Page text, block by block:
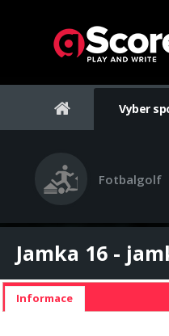
Vyber
Fotbalgolf
Jamka 16 -
Informace